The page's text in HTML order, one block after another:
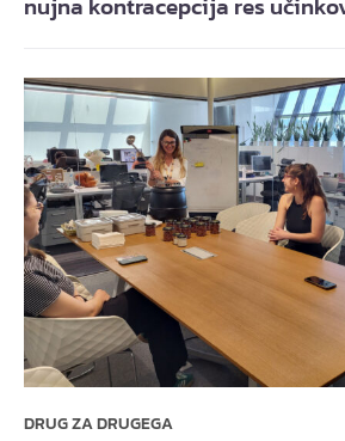
nujna kontracepcija res
DRUG ZA DRUGEGA